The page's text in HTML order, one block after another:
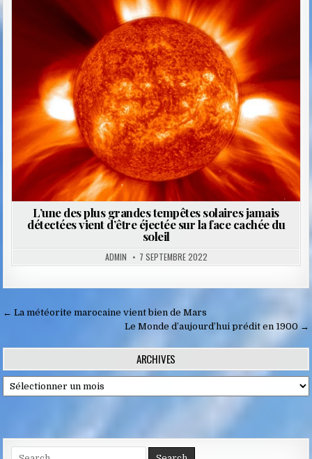
Posted
in
L’une des plus grandes tempêtes solaires jamais
détectées vient d’être éjectée sur la face cachée du
soleil
ADMIN 7 SEPTEMBRE 2022
Navigation
l’article
← La météorite marocaine vient bien de Mars
Le Monde d’aujourd’hui prédit en 1900 →
ARCHIVES
Archives
Search